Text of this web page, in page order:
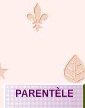
PARENTÈLE